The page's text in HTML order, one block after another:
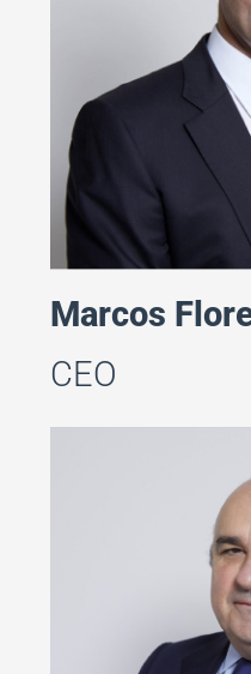
Marcos
CEO